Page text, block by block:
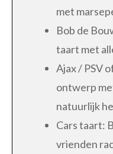
met
Bob de
taart met
Ajax / PSV
ontwerp
natuurlijk
Cars taart:
vrienden